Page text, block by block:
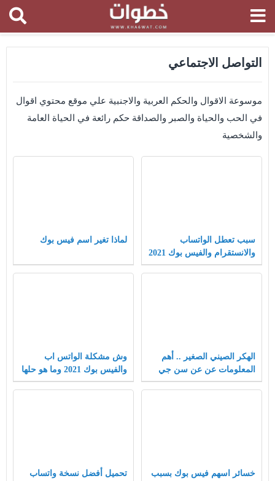
التواصل الاجتماعي
موسوعة الاقوال والحكم العربية والاجنبية علي موقع محتوي اقوال
في الحب والحياة والصبر والصداقة حكم رائعة في الحياة العامة
والشخصية
سبب تعطل الواتساب
والانستقرام والفيس بوك 2021
لماذا تغير اسم فيس بوك
الهكر الصيني الصغير .. أهم
المعلومات عن عن سن جي
سو
وش مشكلة الواتس اب
والفيس بوك 2021 وما هو حلها
خسائر اسهم فيس بوك بسبب
تحميل أفضل نسخة واتساب